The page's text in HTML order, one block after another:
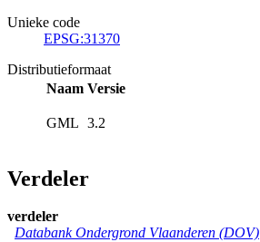
Unieke code
EPSG:31370
Distributieformaat
Naam Versie
GML 3.2
Verdeler
verdeler
Databank Ondergrond Vlaanderen (DOV)